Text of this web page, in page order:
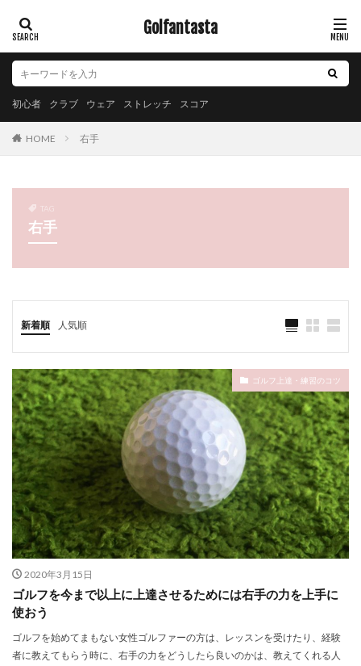
Golfantasta
初心者 クラブ ウェア ストレッチ スコア
HOME 右手
TAG
右手
新着順 人気順
ゴルフ上達・練習のコツ
2020年3月15日
ゴルフを今まで以上に上達させるためには右手の力を上手に
使おう
ゴルフを始めてまもない女性ゴルファーの方は、レッスンを受けたり、経験
者に教えてもらう時に、右手の力をどうしたら良いのかは、教えてくれる人